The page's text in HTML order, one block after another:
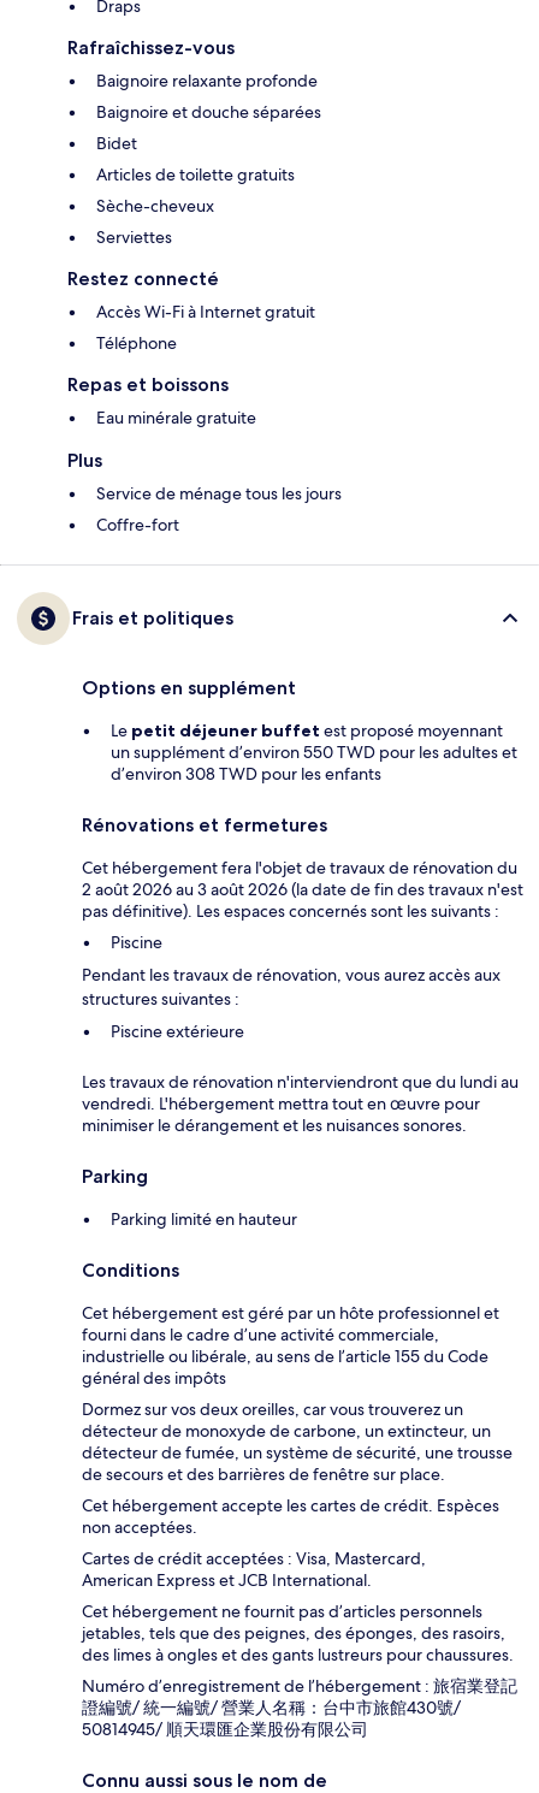
Draps
Rafraîchissez-vous
Baignoire relaxante profonde
Baignoire et douche séparées
Bidet
Articles de toilette gratuits
Sèche-cheveux
Serviettes
Restez connecté
Accès Wi-Fi à Internet gratuit
Téléphone
Repas et boissons
Eau minérale gratuite
Plus
Service de ménage tous les jours
Coffre-fort
Frais et politiques
Options en supplément
Le petit déjeuner buffet est proposé moyennant
un supplément d’environ 550 TWD pour les adultes et
d’environ 308 TWD pour les enfants
Rénovations et fermetures
Cet hébergement fera l'objet de travaux de rénovation du
2 août 2026 au 3 août 2026 (la date de fin des travaux n'est
pas définitive). Les espaces concernés sont les suivants :
Piscine
Pendant les travaux de rénovation, vous aurez accès aux
structures suivantes :
Piscine extérieure
Les travaux de rénovation n'interviendront que du lundi au
vendredi. L'hébergement mettra tout en œuvre pour
minimiser le dérangement et les nuisances sonores.
Parking
Parking limité en hauteur
Conditions
Cet hébergement est géré par un hôte professionnel et
fourni dans le cadre d’une activité commerciale,
industrielle ou libérale, au sens de l’article 155 du Code
général des impôts
Dormez sur vos deux oreilles, car vous trouverez un
détecteur de monoxyde de carbone, un extincteur, un
détecteur de fumée, un système de sécurité, une trousse
de secours et des barrières de fenêtre sur place.
Cet hébergement accepte les cartes de crédit. Espèces
non acceptées.
Cartes de crédit acceptées : Visa, Mastercard,
American Express et JCB International.
Cet hébergement ne fournit pas d’articles personnels
jetables, tels que des peignes, des éponges, des rasoirs,
des limes à ongles et des gants lustreurs pour chaussures.
Numéro d’enregistrement de l’hébergement : 旅宿業登記
證編號/ 統一編號/ 營業人名稱：台中市旅館430號/
50814945/ 順天環匯企業股份有限公司
Connu aussi sous le nom de